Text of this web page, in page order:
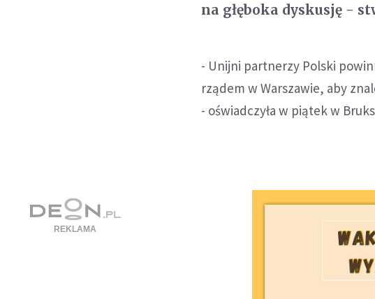
na głęboka dyskusję -
- Unijni partnerzy Polski
rządem w Warszawie, aby
- oświadczyła w piątek w